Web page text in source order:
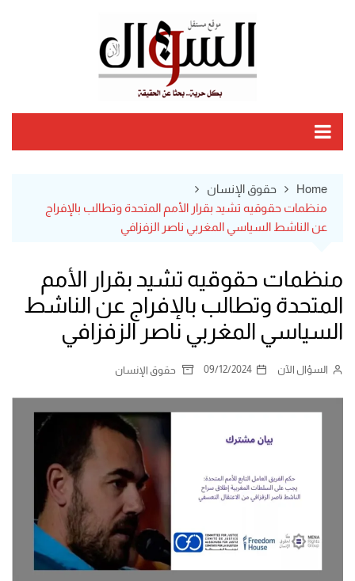
Home
حقوق الإنسان
منظمات حقوقيه تشيد بقرار الأمم المتحدة وتطالب بالإفراج
عن الناشط السياسي المغربي ناصر الزفزافي
منظمات حقوقيه تشيد بقرار الأمم
المتحدة وتطالب بالإفراج عن الناشط
السياسي المغربي ناصر الزفزافي
السؤال الآن 09/12/2024 حقوق الإنسان